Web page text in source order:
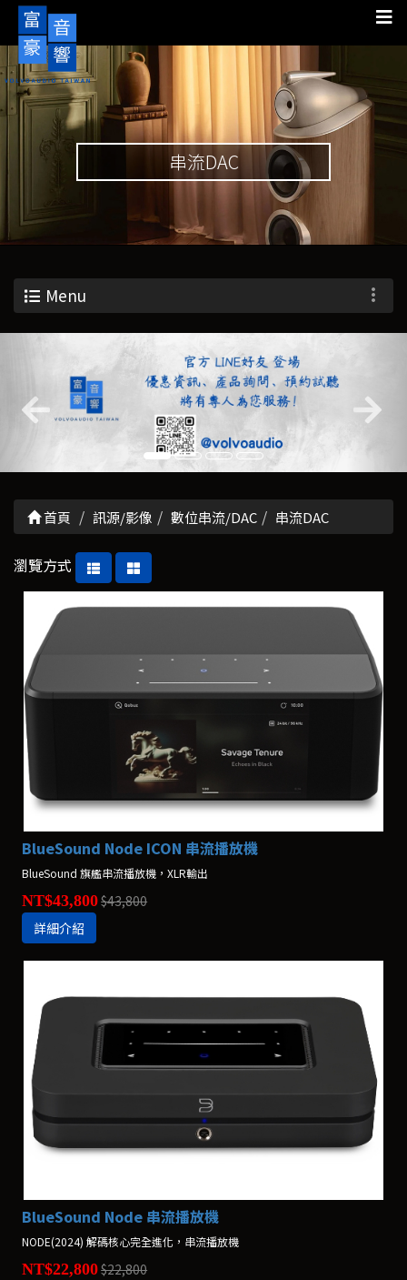
串流DAC
Menu
首頁 訊源/影像 數位串流/DAC 串流DAC
瀏覽方式
BlueSound Node ICON 串流播放機
BlueSound 旗艦串流播放機，XLR輸出
NT$43,800$43,800
詳細介紹
BlueSound Node 串流播放機
NODE(2024) 解碼核心完全進化，串流播放機
NT$22,800$22,800